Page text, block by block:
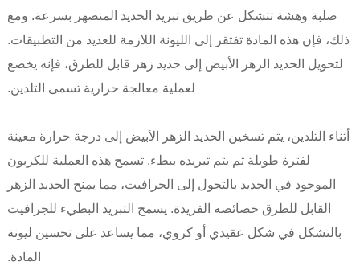
صلبة وهشة تتشكل عن طريق تبريد الحديد المنصهر بسرعة. ومع
ذلك، فإن هذه المادة تفتقر إلى الليونة اللازمة للعديد من التطبيقات.
لتحويل الحديد الزهر الأبيض إلى حديد زهر قابل للطرق، فإنه يخضع
لعملية معالجة حرارية تسمى التلدين.
أثناء التلدين، يتم تسخين الحديد الزهر الأبيض إلى درجة حرارة معينة
لفترة طويلة ثم يتم تبريده ببطء. تسمح هذه العملية للكربون
الموجود في الحديد بالتحول إلى الجرافيت، مما يمنح الحديد الزهر
القابل للطرق خصائصه الفريدة. يسمح التبريد البطيء للجرافيت
بالتشكل في شكل عقيدي أو كروي، مما يساعد على تحسين ليونة
المادة.